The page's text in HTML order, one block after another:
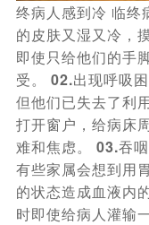
终病人感到冷 临终
的皮肤又湿又冷，
即使只给他们的手
受。02.出现呼吸
但他们已失去了利
打开窗户，给病床
难和焦虑。03.吞
有些家属会想到用
的状态造成血液内
时即使给病人灌输